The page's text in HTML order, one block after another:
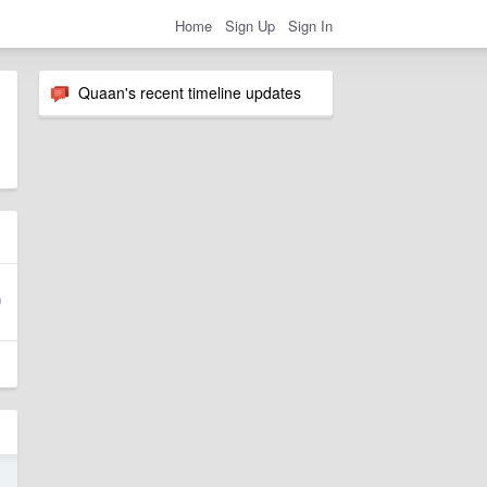
Home Sign Up Sign In
Quaan's recent timeline updates